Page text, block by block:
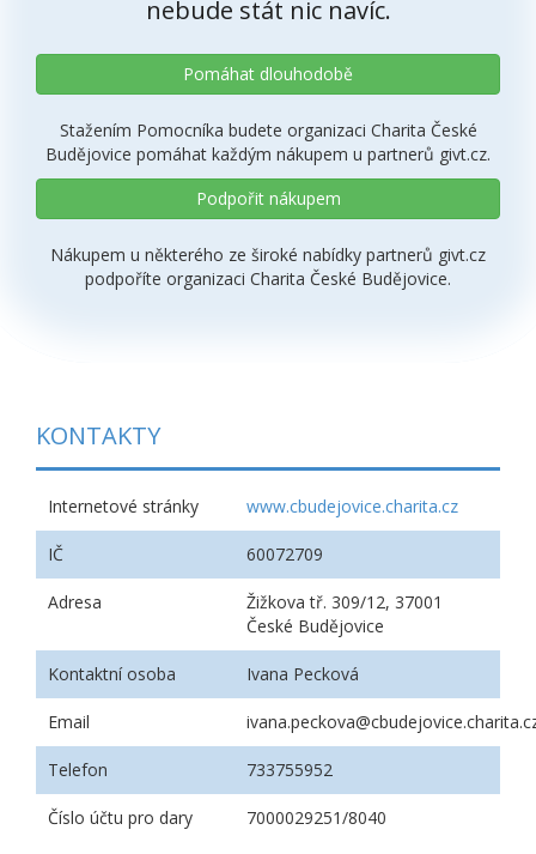
nebude stát nic navíc.
Pomáhat dlouhodobě
Stažením Pomocníka budete organizaci Charita České
Budějovice pomáhat každým nákupem u partnerů givt.cz.
Podpořit nákupem
Nákupem u některého ze široké nabídky partnerů givt.cz
podpoříte organizaci Charita České Budějovice.
KONTAKTY
Internetové stránky www.cbudejovice.charita.cz
IČ 60072709
Adresa
Žižkova tř. 309/12, 37001
České Budějovice
Kontaktní osoba Ivana Pecková
Email
Telefon 733755952
Číslo účtu pro dary 7000029251/8040